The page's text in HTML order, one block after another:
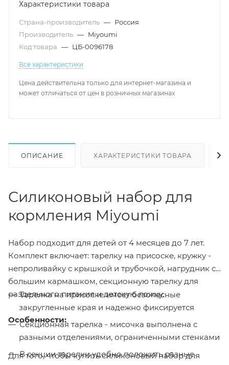
Характеристики товара
Страна-производитель — Россия
Производитель — Miyoumi
Код товара — ЦБ-0096178
Все характеристики
Цена действительна только для интернет-магазина и
может отличаться от цен в розничных магазинах
ОПИСАНИЕ ХАРАКТЕРИСТИКИ ТОВАРА
Силиконовый набор для
кормления Miyoumi
Набор подходит для детей от 4 месяцев до 7 лет.
Комплект включает: тарелку на присоске, кружку -
непроливайку с крышкой и трубочкой, нагрудник с
большим кармашком, секционную тарелку для
раздельного питания и детскую ложку.
Особенности:
Тарелка на присоске имеет безопасные
закругленные края и надежно фиксируется
Секционная тарелка - мисочка выполнена с
разными отделениями, ограниченными стенками
В секции тарелки удобно положить разные
Для того, чтобы купить силиконовый набор для